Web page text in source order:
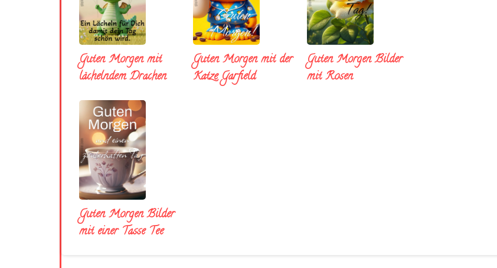
Guten Morgen mit
lächelndem Drachen
Guten Morgen mit der
Katze Garfield
Guten Morgen Bilder
mit Rosen
Guten Morgen Bilder
mit einer Tasse Tee